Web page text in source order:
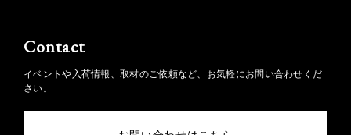
Contact
イベントや入荷情報、取材のご依頼など、お気軽にお問い合わせくだ
さい。